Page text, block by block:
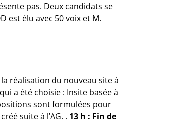
pas. Deux candidats se
est élu avec 50 voix et M.
réalisation du nouveau site à
a été choisie : Insite basée à
sont formulées pour
suite à l’AG. . 13 h : Fin de